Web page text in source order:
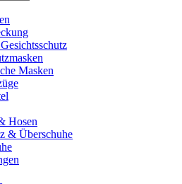
Masken
Hosen
& Überschuhe